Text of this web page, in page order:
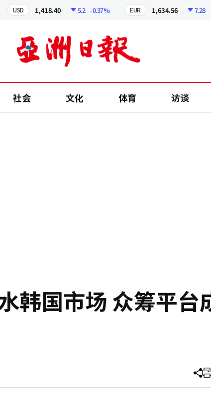
USD 1,418.40 -0.37% EUR 1,634.56 7.28 -
社会 文化 体育 访谈
韩国市场 众筹平台
分
文